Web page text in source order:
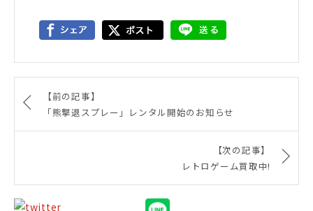
【前の記事】
「熊撃退スプレー」レンタル開始のお知らせ
【次の記事】
レトロゲーム買取中!